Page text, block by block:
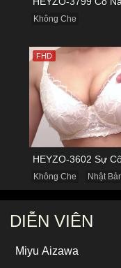
Không Che
Không Che Nhật
FHD
DIỄN VIÊN
Miyu Aizawa